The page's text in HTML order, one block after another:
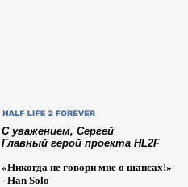
C уважением, Сергей
Главный герой проекта HL2F
«Никогда не говори мне о шансах!»
- Han Solo